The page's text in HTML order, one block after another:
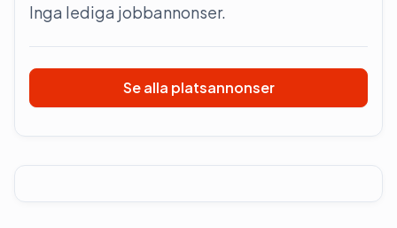
Inga lediga jobbannonser.
Se alla platsannonser